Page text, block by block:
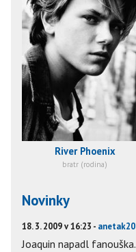
River Phoenix
bratr (rodina)
Novinky
18. 3. 2009 v 16:23 - anetak20
Joaquin napadl fanouška.